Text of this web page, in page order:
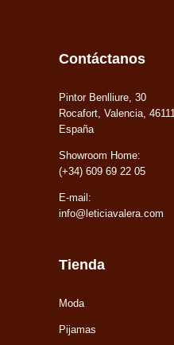
Contáctanos
Pintor Benlliure, 30
Rocafort, Valencia, 46111
España
Showroom Home:
(+34) 609 69 22 05
E-mail:
info@leticiavalera.com
Tienda
Moda
Pijamas